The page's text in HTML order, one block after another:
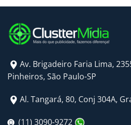
Av. Brigadeiro Faria Lima,
Pinheiros, São Paulo-SP
Al. Tangará, 80, Conj 304A,
(11) 3090-9272